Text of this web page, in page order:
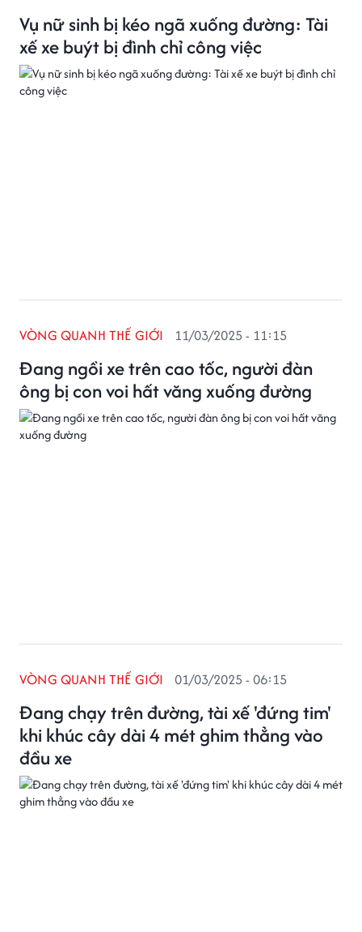
Vụ nữ sinh bị kéo ngã xuống đường: Tài
xế xe buýt bị đình chỉ công việc
Đang ngồi xe trên cao tốc, người đàn
ông bị con voi hất văng xuống đường
VÒNG QUANH THẾ GIỚI 11/03/2025 - 11:15
Đang chạy trên đường, tài xế 'đứng tim'
khi khúc cây dài 4 mét ghim thẳng vào
đầu xe
VÒNG QUANH THẾ GIỚI 01/03/2025 - 06:15